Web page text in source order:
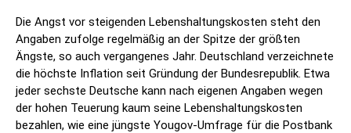
Die Angst vor steigenden Lebenshaltungskosten steht den
Angaben zufolge regelmäßig an der Spitze der größten
Ängste, so auch vergangenes Jahr. Deutschland verzeichnete
die höchste Inflation seit Gründung der Bundesrepublik. Etwa
jeder sechste Deutsche kann nach eigenen Angaben wegen
der hohen Teuerung kaum seine Lebenshaltungskosten
bezahlen, wie eine jüngste Yougov-Umfrage für die Postbank